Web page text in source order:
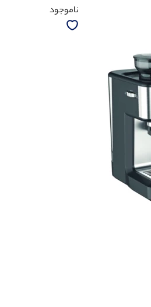
ناموجود